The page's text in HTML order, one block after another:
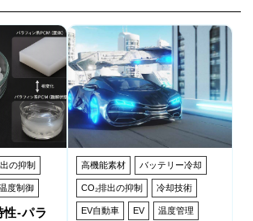
の抑制
度制御
性-パラ
高機能素材 バッテリー冷却
CO₂排出の抑制 冷却技術
EV自動車 EV 温度管理